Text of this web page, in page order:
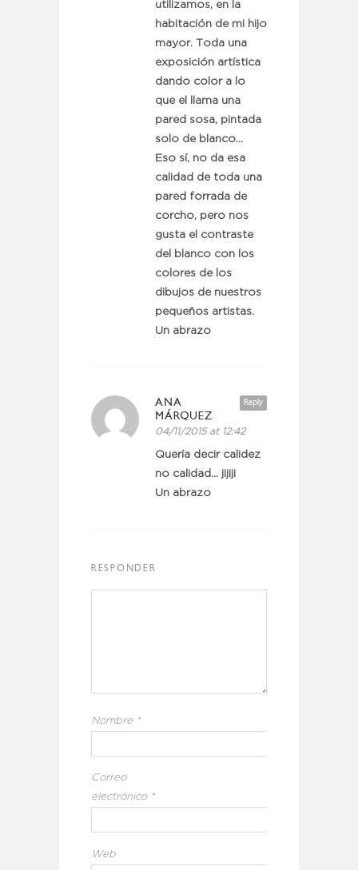
utilizamos, en la
habitación de mi hijo
mayor. Toda una
exposición artística
dando color a lo
que el llama una
pared sosa, pintada
solo de blanco…
Eso sí, no da esa
calidad de toda una
pared forrada de
corcho, pero nos
gusta el contraste
del blanco con los
colores de los
dibujos de nuestros
pequeños artistas.
Un abrazo
Reply
ANA
MÁRQUEZ
04/11/2015 at 12:42
Quería decir calidez
no calidad… jijiji
Un abrazo
RESPONDER
Nombre *
Correo
electrónico *
Web